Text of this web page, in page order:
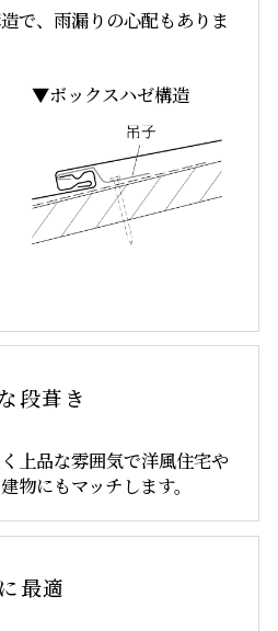
で、雨漏りの心配もありま
▼ボックスハゼ構造
段葺き
上品な雰囲気で洋風住宅や
物にもマッチします。
最適